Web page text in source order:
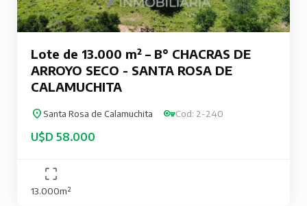
Lote de 13.000 m² – B° CHACRAS DE
ARROYO SECO - SANTA ROSA DE
CALAMUCHITA
Santa Rosa de Calamuchita Cod: 2-240
U$D 58.000
13.000m²